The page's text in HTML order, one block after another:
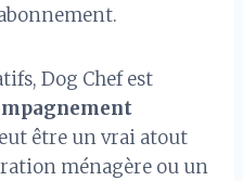
Dog Chef est
être un vrai atout
ménagère ou un